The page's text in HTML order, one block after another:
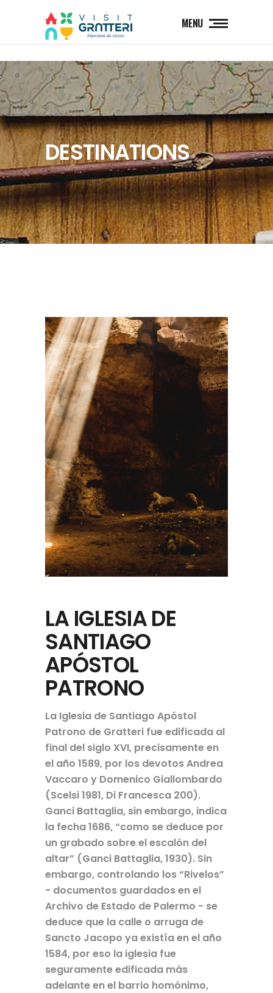
MENU
DESTINATIONS
LA IGLESIA DE
SANTIAGO
APÓSTOL
PATRONO
La Iglesia de Santiago Apóstol
Patrono de Gratteri fue edificada al
final del siglo XVI, precisamente en
el año 1589, por los devotos Andrea
Vaccaro y Domenico Giallombardo
(Scelsi 1981, Di Francesca 200).
Ganci Battaglia, sin embargo, indica
la fecha 1686, “como se deduce por
un grabado sobre el escalón del
altar” (Ganci Battaglia, 1930). Sin
embargo, controlando los “Rivelos”
- documentos guardados en el
Archivo de Estado de Palermo - se
deduce que la calle o arruga de
Sancto Jacopo ya existía en el año
1584, por eso la iglesia fue
seguramente edificada más
adelante en el barrio homónimo,